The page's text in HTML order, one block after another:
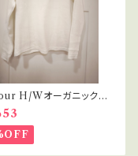
ックコッ
ンリーネック